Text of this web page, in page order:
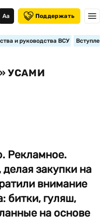
Аа Поддержать
и руководства ВСУ
УСАМИ
Рекламное.
закупки на
внимание
битки, гуляш,
на основе